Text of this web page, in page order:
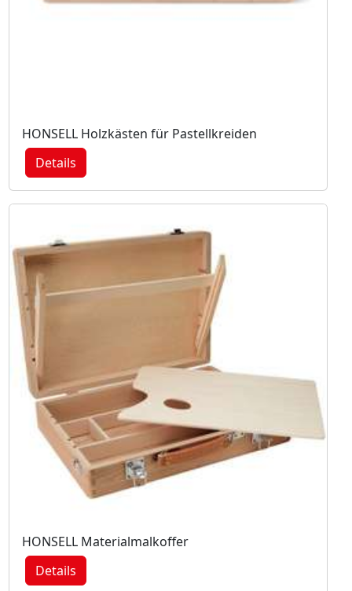
HONSELL Holzkästen für Pastellkreiden
Details
HONSELL Materialmalkoffer
Details